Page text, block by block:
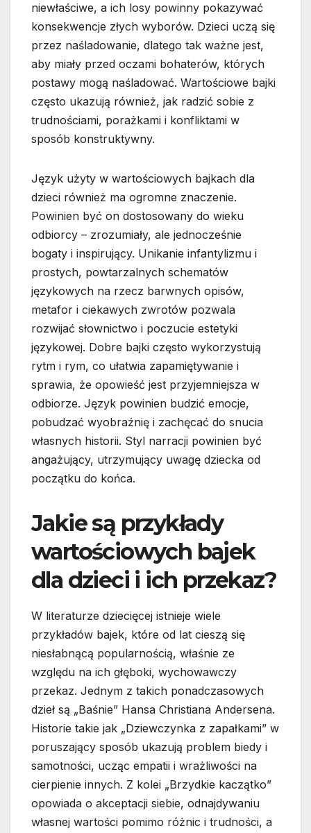
niewłaściwe, a ich losy powinny pokazywać
konsekwencje złych wyborów. Dzieci uczą się
przez naśladowanie, dlatego tak ważne jest,
aby miały przed oczami bohaterów, których
postawy mogą naśladować. Wartościowe bajki
często ukazują również, jak radzić sobie z
trudnościami, porażkami i konfliktami w
sposób konstruktywny.
Język użyty w wartościowych bajkach dla
dzieci również ma ogromne znaczenie.
Powinien być on dostosowany do wieku
odbiorcy – zrozumiały, ale jednocześnie
bogaty i inspirujący. Unikanie infantylizmu i
prostych, powtarzalnych schematów
językowych na rzecz barwnych opisów,
metafor i ciekawych zwrotów pozwala
rozwijać słownictwo i poczucie estetyki
językowej. Dobre bajki często wykorzystują
rytm i rym, co ułatwia zapamiętywanie i
sprawia, że opowieść jest przyjemniejsza w
odbiorze. Język powinien budzić emocje,
pobudzać wyobraźnię i zachęcać do snucia
własnych historii. Styl narracji powinien być
angażujący, utrzymujący uwagę dziecka od
początku do końca.
Jakie są przykłady
wartościowych bajek
dla dzieci i ich przekaz?
W literaturze dziecięcej istnieje wiele
przykładów bajek, które od lat cieszą się
niesłabnącą popularnością, właśnie ze
względu na ich głęboki, wychowawczy
przekaz. Jednym z takich ponadczasowych
dzieł są „Baśnie” Hansa Christiana Andersena.
Historie takie jak „Dziewczynka z zapałkami” w
poruszający sposób ukazują problem biedy i
samotności, ucząc empatii i wrażliwości na
cierpienie innych. Z kolei „Brzydkie kaczątko”
opowiada o akceptacji siebie, odnajdywaniu
własnej wartości pomimo różnic i trudności, a